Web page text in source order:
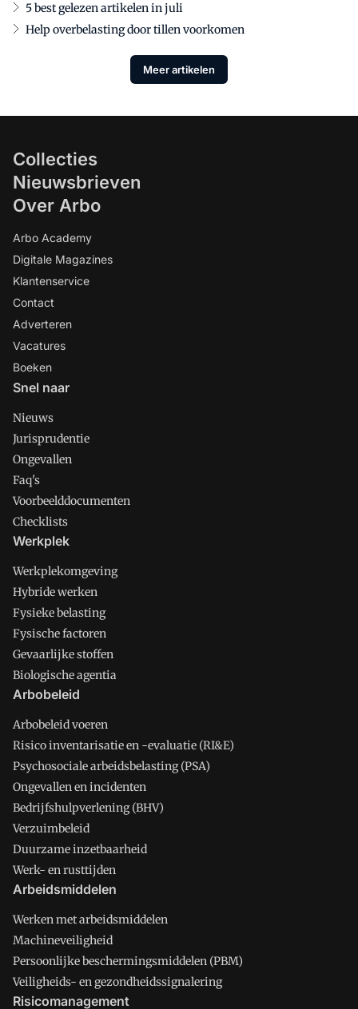
5 best gelezen artikelen in juli
Help overbelasting door tillen voorkomen
Meer artikelen
Collecties
Nieuwsbrieven
Over Arbo
Arbo Academy
Digitale Magazines
Klantenservice
Contact
Adverteren
Vacatures
Boeken
Snel naar
Nieuws
Jurisprudentie
Ongevallen
Faq's
Voorbeelddocumenten
Checklists
Werkplek
Werkplekomgeving
Hybride werken
Fysieke belasting
Fysische factoren
Gevaarlijke stoffen
Biologische agentia
Arbobeleid
Arbobeleid voeren
Risico inventarisatie en -evaluatie (RI&E)
Psychosociale arbeidsbelasting (PSA)
Ongevallen en incidenten
Bedrijfshulpverlening (BHV)
Verzuimbeleid
Duurzame inzetbaarheid
Werk- en rusttijden
Arbeidsmiddelen
Werken met arbeidsmiddelen
Machineveiligheid
Persoonlijke beschermingsmiddelen (PBM)
Veiligheids- en gezondheidssignalering
Risicomanagement